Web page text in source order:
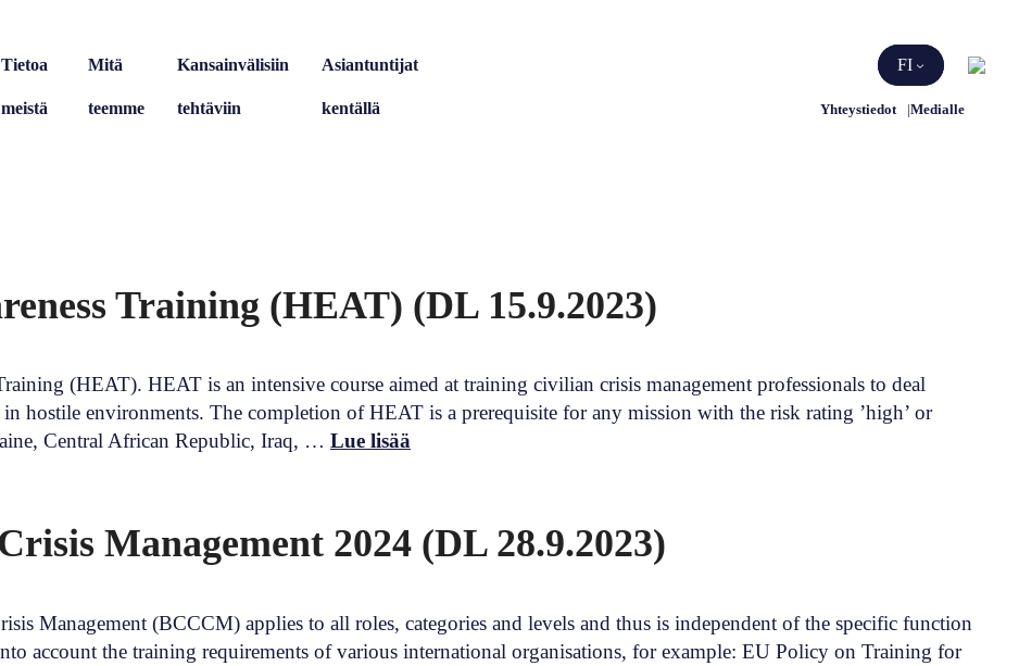
Tietoa
meistä
Mitä
teemme
Kansainvälisiin
tehtäviin
Asiantuntijat
kentällä Yhteystiedot Medialle
FI
Training (HEAT) (DL 15.9.2023)
(HEAT). HEAT is an intensive course aimed at training civilian crisis management professionals to deal
hostile environments. The completion of HEAT is a prerequisite for any mission with the risk rating ’high’ or
Central African Republic, Iraq, … Lue lisää
Management 2024 (DL 28.9.2023)
Management (BCCCM) applies to all roles, categories and levels and thus is independent of the specific function
account the training requirements of various international organisations, for example: EU Policy on Training for